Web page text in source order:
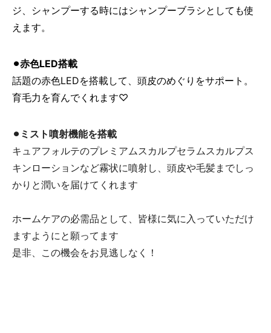
ジ、シャンプーする時にはシャンプーブラシとしても使
えます。
⚫︎赤色LED搭載
話題の赤色LEDを搭載して、頭皮のめぐりをサポート。
育毛力を育んでくれます♡
⚫︎ ミスト噴射機能を搭載
キュアフォルテのプレミアムスカルプセラムスカルプス
キンローションなど霧状に噴射し、頭皮や毛髪までしっ
かりと潤いを届けてくれます
ホームケアの必需品として、皆様に気に入っていただけ
ますようにと願ってます
是非、この機会をお見逃しなく！